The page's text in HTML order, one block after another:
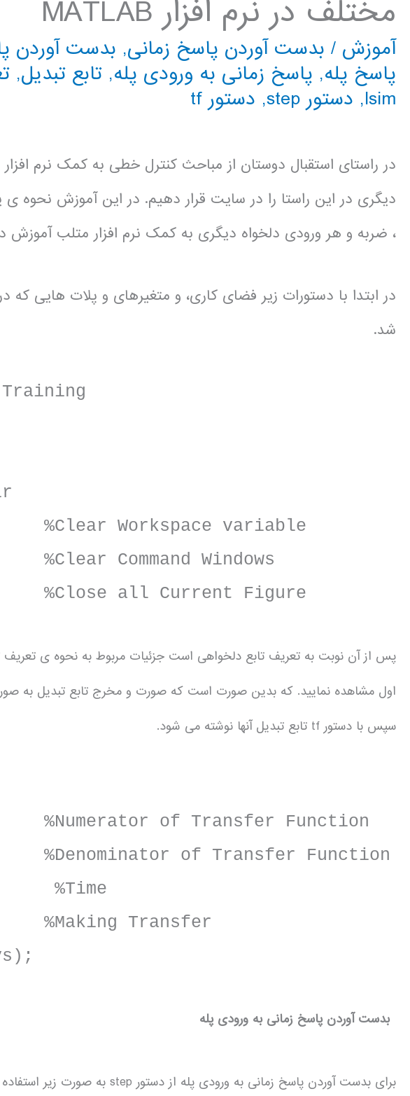
مختلف در نرم افزار MATLAB
آموزش / بدست آوردن پاسخ زمانی, بدست آوردن
پاسخ پله, پاسخ زمانی به ورودی پله, تابع تبدیل,
lsim
, دستور step , دستور tf
دیگری در این راستا را در سایت قرار دهیم. در این آموزش نحوه
، ضربه و هر ورودی دلخواه دیگری به کمک نرم افزار متلب آموزش
در ابتدا با دستورات زیر فضای کاری، و متغیرهای و پلات هایی
شد.
Training
variable
Windows
all Current Figure
پس از آن نوبت به تعریف تابع دلخواهی است جزئیات مربوط به نحوه ی تعریف
اول مشاهده نمایید. که بدین صورت است که صورت و مخرج تابع تبدیل به
سپس با دستور tf تابع تبدیل آنها نوشته می شود.
of Transfer Function
of Transfer Function
Transfer
بدست آوردن پاسخ زمانی به ورودی پله